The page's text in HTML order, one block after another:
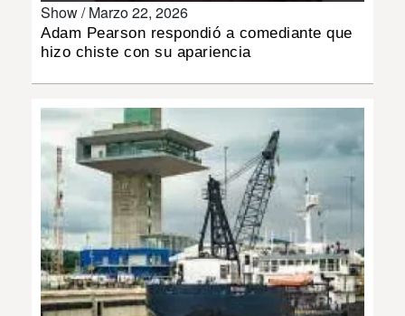
DEPORTES
INSÓLITAS
MULTIMEDIA
IMPRESO
Show /Marzo 22, 2026
Adam Pearson respondió a comediante que
hizo chiste con su apariencia